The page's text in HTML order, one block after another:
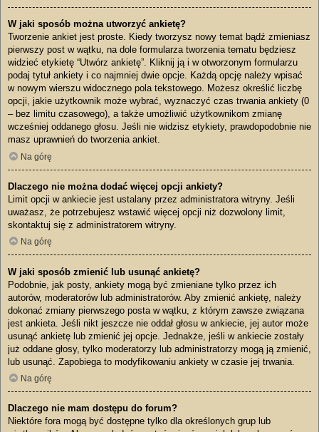
W jaki sposób można utworzyć ankietę?
Tworzenie ankiet jest proste. Kiedy tworzysz nowy temat bądź zmieniasz
pierwszy post w wątku, na dole formularza tworzenia tematu będziesz
widzieć etykietę “Utwórz ankietę”. Kliknij ją i w otworzonym formularzu
podaj tytuł ankiety i co najmniej dwie opcje. Każdą opcję należy wpisać
w nowym wierszu widocznego pola tekstowego. Możesz określić liczbę
opcji, jakie użytkownik może wybrać, wyznaczyć czas trwania ankiety (0
– bez limitu czasowego), a także umożliwić użytkownikom zmianę
wcześniej oddanego głosu. Jeśli nie widzisz etykiety, prawdopodobnie nie
masz uprawnień do tworzenia ankiet.
Na górę
Dlaczego nie można dodać więcej opcji ankiety?
Limit opcji w ankiecie jest ustalany przez administratora witryny. Jeśli
uważasz, że potrzebujesz wstawić więcej opcji niż dozwolony limit,
skontaktuj się z administratorem witryny.
Na górę
W jaki sposób zmienić lub usunąć ankietę?
Podobnie, jak posty, ankiety mogą być zmieniane tylko przez ich
autorów, moderatorów lub administratorów. Aby zmienić ankietę, należy
dokonać zmiany pierwszego posta w wątku, z którym zawsze związana
jest ankieta. Jeśli nikt jeszcze nie oddał głosu w ankiecie, jej autor może
usunąć ankietę lub zmienić jej opcje. Jednakże, jeśli w ankiecie zostały
już oddane głosy, tylko moderatorzy lub administratorzy mogą ją zmienić,
lub usunąć. Zapobiega to modyfikowaniu ankiety w czasie jej trwania.
Na górę
Dlaczego nie mam dostępu do forum?
Niektóre fora mogą być dostępne tylko dla określonych grup lub